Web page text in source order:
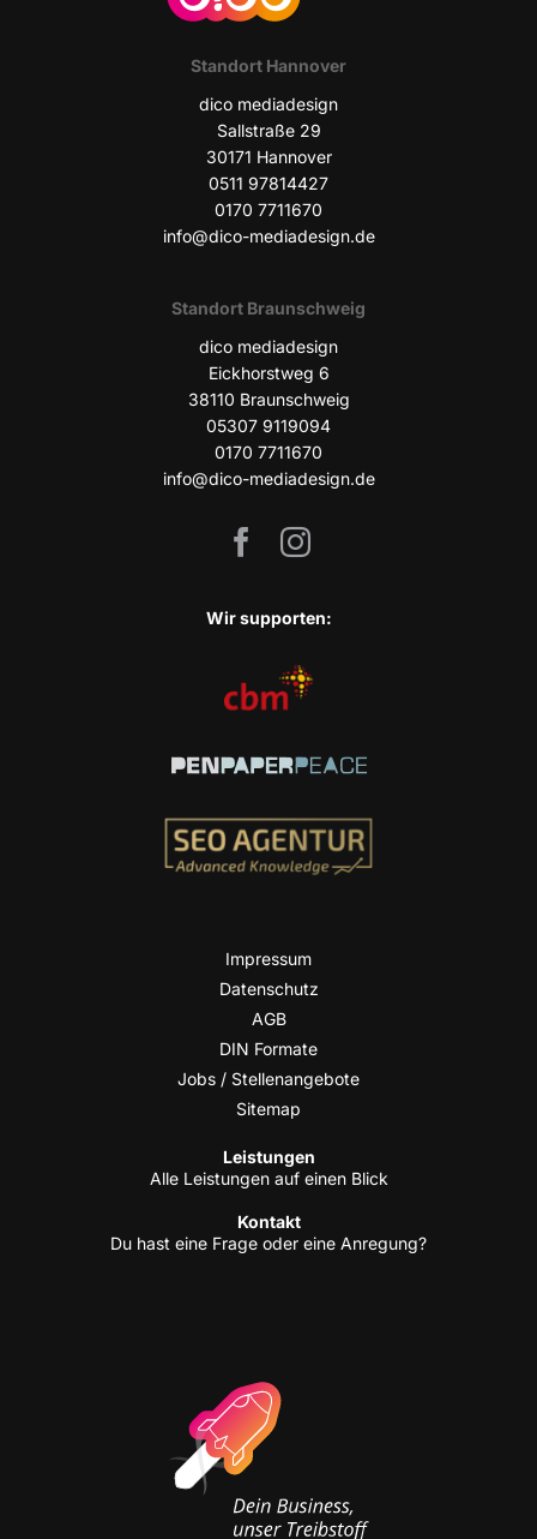
Stand­ort Hannover
dico media­de­sign
Sall­stra­ße 29
30171 Han­no­ver
0511 97814427
0170 7711670
info@dico-mediadesign.de
Stand­ort Braunschweig
dico media­de­sign
Eick­horst­weg 6
38110 Braun­schweig
05307 9119094
0170 7711670
info@dico-mediadesign.de
Wir sup­port­en:
Impres­sum
Daten­schutz
AGB
DIN For­ma­te
Jobs / Stellenangebote
Site­map
Leis­tun­gen
Alle Leis­tun­gen auf einen Blick
Kon­takt
Du hast eine Fra­ge oder eine Anregung?